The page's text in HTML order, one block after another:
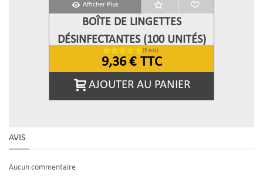
Afficher Plus
BOÎTE DE LINGETTES
DÉSINFECTANTES (100 UNITÉS)
HYGIÈNE PLUS
9,36 € TTC
AJOUTER AU PANIER
AVIS
Aucun commentaire